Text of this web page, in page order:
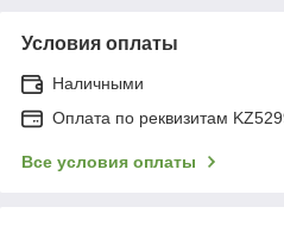
Условия оплаты
Наличными
Оплата по реквизитам
Все условия оплаты